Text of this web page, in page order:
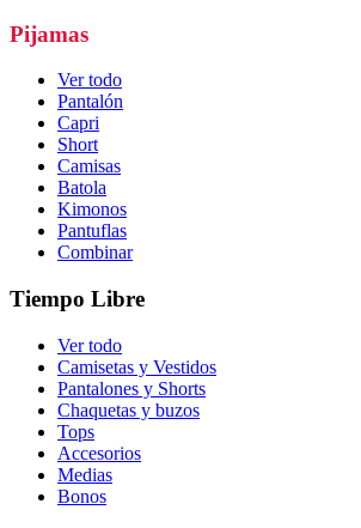
Pijamas
Ver todo
Pantalón
Capri
Short
Camisas
Batola
Kimonos
Pantuflas
Combinar
Tiempo Libre
Ver todo
Camisetas y Vestidos
Pantalones y Shorts
Chaquetas y buzos
Tops
Accesorios
Medias
Bonos